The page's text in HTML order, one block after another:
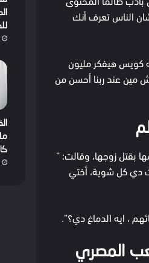
الناس تعرف أنك
كويس هيفكر مليون
عند ربنا أحسن من
بقتل زوجها، وقالت: ”
دي كل شوية، أختي
، ايه الدماغ دي؟”.
المصري